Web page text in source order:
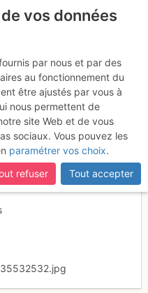
de coq 2
(CC by-nc-nd)
CORP.
vos données
par nous et par des
au fonctionnement du
être ajustés par vous à
nous permettent de
site Web et de vous
sociaux. Vous pouvez les
paramétrer vos choix.
refuser
Tout accepter